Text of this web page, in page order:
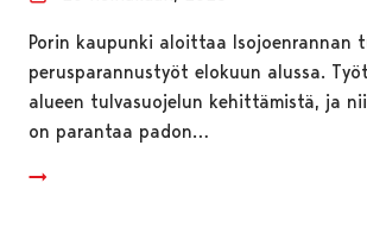
Porin kaupunki aloittaa Isojoenrannan
perusparannustyöt elokuun alussa.
alueen tulvasuojelun kehittämistä, ja
on parantaa padon…